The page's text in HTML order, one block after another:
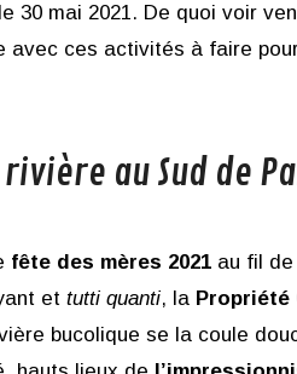
30 mai 2021. De quoi voir
avec ces activités à faire
au Sud de
fête des mères 2021 au fil de
et tutti quanti, la Propriété
bucolique se la coule